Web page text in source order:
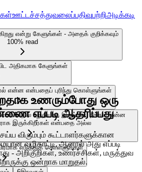
ஊட்டச்சத்துவலைப்பதிவுபற்றிஅடிக்கடி
என்று கேளுங்கள் - அதைக் குறிக்கவும்
100% read
அதிகமாக கேளுங்கள்
என்ன என்பதைப் புரிந்து கொள்ளுங்கள்
உறுதியாக இருங்கள், நீங்கள் என்ன
இருக்கிறீர்கள் என்பதை அல்ல
எடுத்துக் கொள்ளுங்கள்
உணரும்போது ஒரு
எப்படி ஆதரிப்பது
விரும்பும் கூட்டாளர்களுக்கான
வழிகாட்டி, ஆனால் அது எப்படி
- அறிகுறிகள், உணர்ச்சிகள், மருத்துவ
ஒன்றாக மாறுதல்.